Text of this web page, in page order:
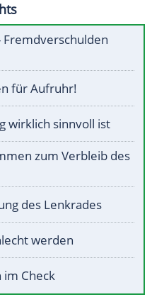
Fremdverschulden
für Aufruhr!
wirklich sinnvoll ist
zum Verbleib des
des Lenkrades
werden
Check